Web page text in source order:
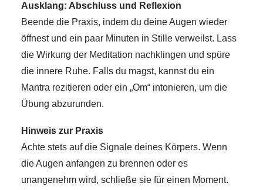
Ausklang: Abschluss und Reflexion
Beende die Praxis, indem du deine Augen wieder
öffnest und ein paar Minuten in Stille verweilst. Lass
die Wirkung der Meditation nachklingen und spüre
die innere Ruhe. Falls du magst, kannst du ein
Mantra rezitieren oder ein „Om“ intonieren, um die
Übung abzurunden.
Hinweis zur Praxis
Achte stets auf die Signale deines Körpers. Wenn
die Augen anfangen zu brennen oder es
unangenehm wird, schließe sie für einen Moment.